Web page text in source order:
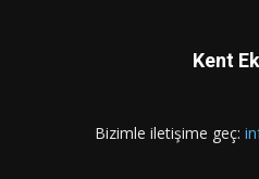
Kent
Bizimle iletişime geç: